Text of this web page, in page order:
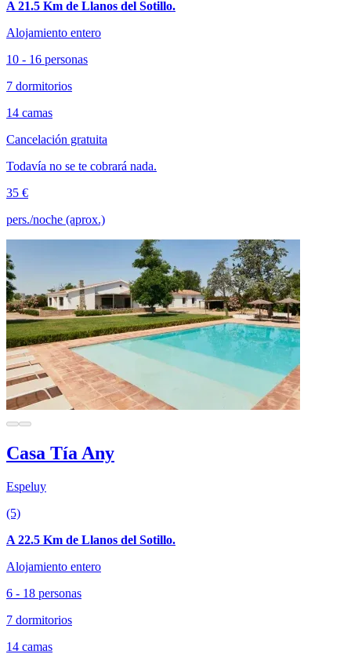
A 21.5 Km de Llanos del Sotillo.
Alojamiento entero
10 - 16 personas
7 dormitorios
14 camas
Cancelación gratuita
Todavía no se te cobrará nada.
35 €
pers./noche (aprox.)
Casa Tía Any
Espeluy
(5)
A 22.5 Km de Llanos del Sotillo.
Alojamiento entero
6 - 18 personas
7 dormitorios
14 camas